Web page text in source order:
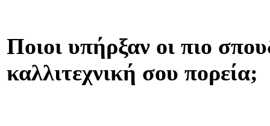
Ποιοι υπήρξαν οι πιο
καλλιτεχνική σου πορεία;